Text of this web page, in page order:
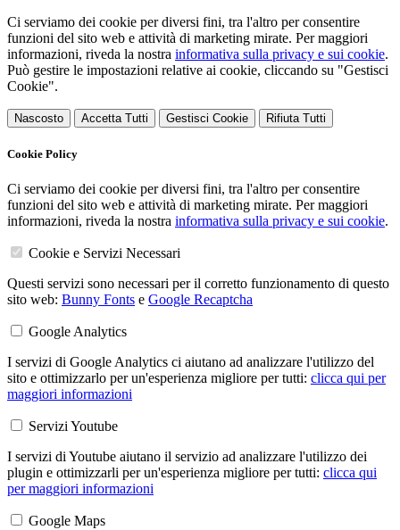
Ci serviamo dei cookie per diversi fini, tra l'altro per consentire
funzioni del sito web e attività di marketing mirate. Per maggiori
informazioni, riveda la nostra informativa sulla privacy e sui cookie.
Può gestire le impostazioni relative ai cookie, cliccando su "Gestisci
Cookie".
Nascosto Accetta Tutti Gestisci Cookie Rifiuta Tutti
Cookie Policy
Ci serviamo dei cookie per diversi fini, tra l'altro per consentire
funzioni del sito web e attività di marketing mirate. Per maggiori
informazioni, riveda la nostra informativa sulla privacy e sui cookie.
Cookie e Servizi Necessari
Questi servizi sono necessari per il corretto funzionamento di questo
sito web: Bunny Fonts e Google Recaptcha
Google Analytics
I servizi di Google Analytics ci aiutano ad analizzare l'utilizzo del
sito e ottimizzarlo per un'esperienza migliore per tutti: clicca qui per
maggiori informazioni
Servizi Youtube
I servizi di Youtube aiutano il servizio ad analizzare l'utilizzo dei
plugin e ottimizzarli per un'esperienza migliore per tutti: clicca qui
per maggiori informazioni
Google Maps